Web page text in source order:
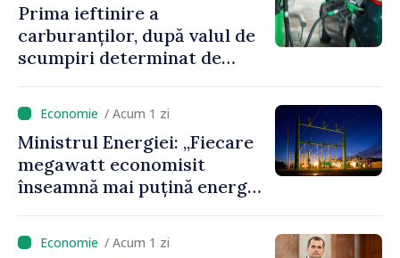
Prima ieftinire a
carburanților, după valul de
scumpiri determinat de
anunță prețuri mai mici la
benzină și motorină
/ Acum 1 zi
Ministrul Energiei: „Fiecare
megawatt economisit
înseamnă mai puțină energie
ridicate”
/ Acum 1 zi